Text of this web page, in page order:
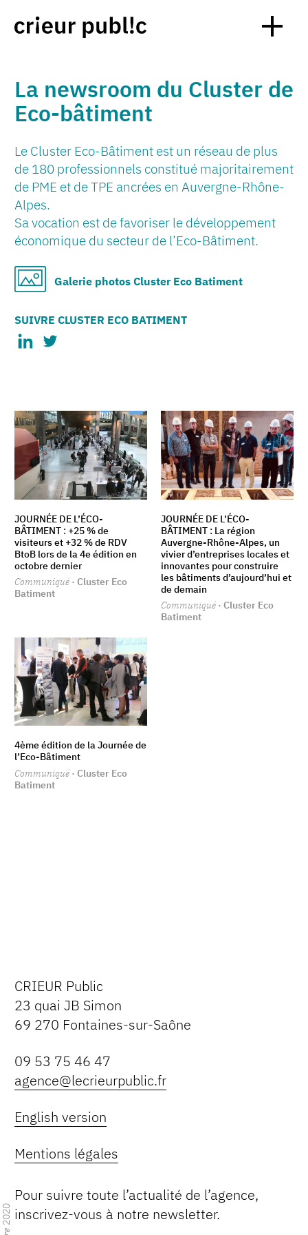
La newsroom du Cluster de
Eco-bâtiment
Le Cluster Eco-Bâtiment est un réseau de plus
de 180 professionnels constitué majoritairement
de PME et de TPE ancrées en Auvergne-Rhône-
Alpes.
Sa vocation est de favoriser le développement
économique du secteur de l’Eco-Bâtiment.
Galerie photos Cluster Eco Batiment
SUIVRE CLUSTER ECO BATIMENT
2020
JOURNÉE DE L’ÉCO-
BÂTIMENT : +25 % de
visiteurs et +32 % de RDV
BtoB lors de la 4e édition en
octobre dernier
Communiqué · Cluster Eco
Batiment
JOURNÉE DE L’ÉCO-
BÂTIMENT : La région
Auvergne-Rhône-Alpes, un
vivier d’entreprises locales et
innovantes pour construire
les bâtiments d’aujourd’hui et
de demain
Communiqué · Cluster Eco
Batiment
4ème édition de la Journée de
l’Eco-Bâtiment
Communiqué · Cluster Eco
Batiment
CRIEUR Public
23 quai JB Simon
69 270 Fontaines-sur-Saône
09 53 75 46 47
agence@lecrieurpublic.fr
English version
Mentions légales
Pour suivre toute l’actualité de l’agence,
inscrivez-vous à notre newsletter.